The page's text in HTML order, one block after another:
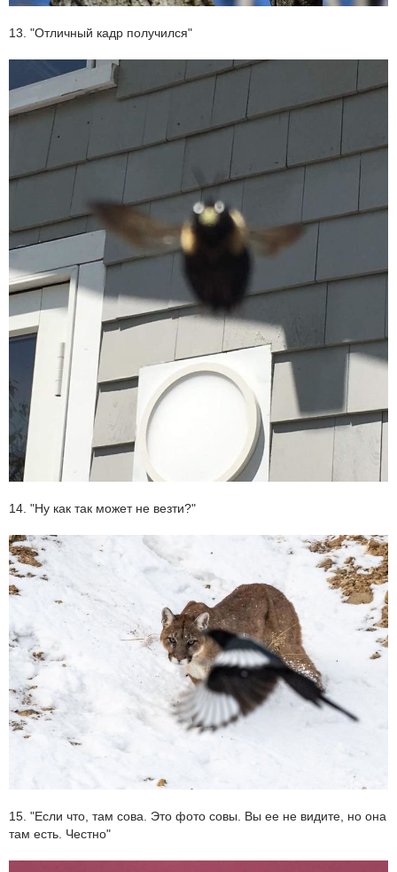
13. "Отличный кадр получился"
14. "Ну как так может не везти?"
15. "Если что, там сова. Это фото совы. Вы ее не видите, но она
там есть. Честно"